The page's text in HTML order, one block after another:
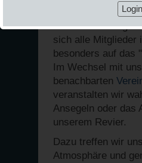
direkt zu aktuellen
Nach einem
sich alle Mitglieder
besonders auf das
Im Wechsel mit
benachbarten
veranstalten wir
Ansegeln oder das
unserem Revier.
Dazu treffen wir
Atmosphäre und